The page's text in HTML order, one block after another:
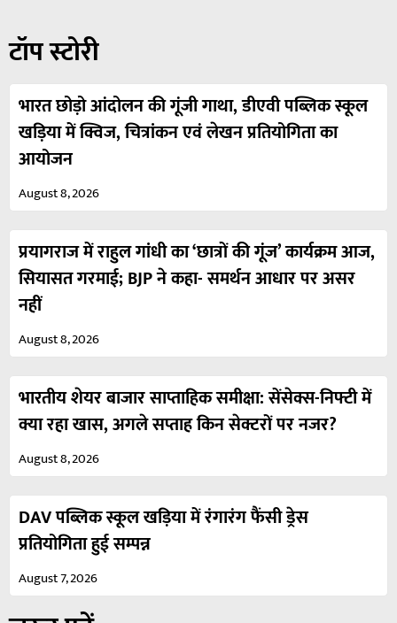
टॉप स्टोरी
भारत छोड़ो आंदोलन की गूंजी गाथा, डीएवी पब्लिक स्कूल
खड़िया में क्विज, चित्रांकन एवं लेखन प्रतियोगिता का
आयोजन
August 8, 2026
प्रयागराज में राहुल गांधी का ‘छात्रों की गूंज’ कार्यक्रम आज,
सियासत गरमाई; BJP ने कहा- समर्थन आधार पर असर
नहीं
August 8, 2026
भारतीय शेयर बाजार साप्ताहिक समीक्षा: सेंसेक्स-निफ्टी में
क्या रहा खास, अगले सप्ताह किन सेक्टरों पर नजर?
August 8, 2026
DAV पब्लिक स्कूल खड़िया में रंगारंग फैंसी ड्रेस
प्रतियोगिता हुई सम्पन्न
August 7, 2026